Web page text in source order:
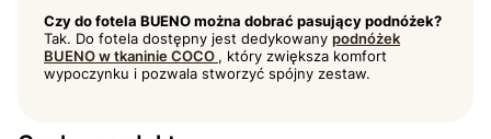
Czy do fotela BUENO można dobrać pasujący podnóżek?
Tak. Do fotela dostępny jest dedykowany podnóżek
BUENO w tkaninie COCO , który zwiększa komfort
wypoczynku i pozwala stworzyć spójny zestaw.